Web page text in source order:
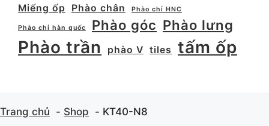
Miếng ốp
Phào chân Phào chỉ HNC
Phào chỉ hàn quốc Phào góc Phào lưng
Phào trần phào V tiles tấm ốp
Trang chủ Shop KT40-N8